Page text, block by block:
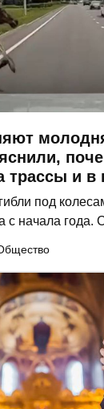
наступление
ситуации.
трассы и в
под
с начала года.
раз
в соцсетях
Почему им
«РТ».